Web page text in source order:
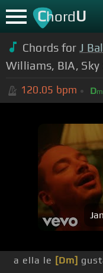
ChordU
Chords forJ
Williams, BIA,
120.05 bpm Dm
a ella le [Dm]